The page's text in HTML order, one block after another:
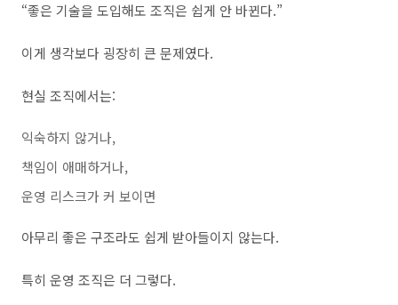
“좋은 기술을 도입해도 조직은 쉽게 안 바뀐다.”
이게 생각보다 굉장히 큰 문제였다.
현실 조직에서는:
익숙하지 않거나,
책임이 애매하거나,
운영 리스크가 커 보이면
아무리 좋은 구조라도 쉽게 받아들이지 않는다.
특히 운영 조직은 더 그렇다.